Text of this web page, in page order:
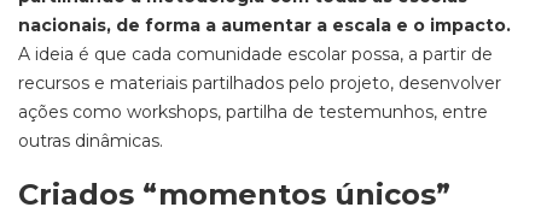
nacionais, de forma a aumentar a escala e o impacto.
A ideia é que cada comunidade escolar possa, a partir de
recursos e materiais partilhados pelo projeto, desenvolver
ações como workshops, partilha de testemunhos, entre
outras dinâmicas.
Criados “momentos únicos”